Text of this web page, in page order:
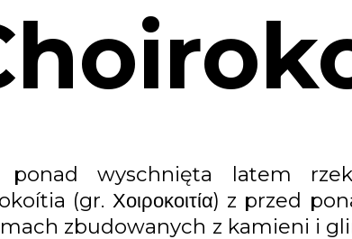
wyschnięta latem
(gr. Χοιροκοιτία) z przed
zbudowanych z kamieni i